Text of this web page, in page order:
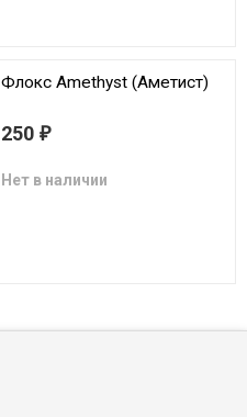
Флокс Amethyst (Аметист)
250 ₽
Нет в наличии